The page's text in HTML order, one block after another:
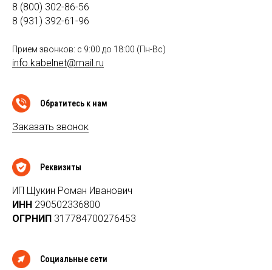
8 (800) 302-86-56
8 (931) 392-61-96
Прием звонков: с 9:00 до 18:00 (Пн-Вс)
info.kabelnet@mail.ru
Обратитесь к нам
Заказать звонок
Реквизиты
ИП Щукин Роман Иванович
ИНН 290502336800
ОГРНИП 317784700276453
Социальные сети